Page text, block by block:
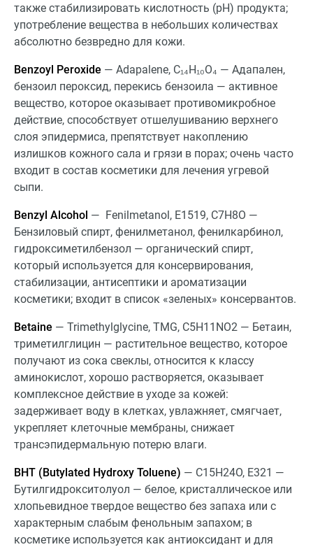
также стабилизировать кислотность (pH) продукта;
употребление вещества в небольших количествах
абсолютно безвредно для кожи.
Benzoyl Peroxide — Adapalene, C₁₄H₁₀O₄ — Адапален,
бензоил пероксид, перекись бензоила — активное
вещество, которое оказывает противомикробное
действие, способствует отшелушиванию верхнего
слоя эпидермиса, препятствует накоплению
излишков кожного сала и грязи в порах; очень часто
входит в состав косметики для лечения угревой
сыпи.
Benzyl Alcohol — Fenilmetanol, Е1519, C7H8O —
Бензиловый спирт, фенилметанол, фенилкарбинол,
гидроксиметилбензол — органический спирт,
который используется для консервирования,
стабилизации, антисептики и ароматизации
косметики; входит в список «зеленых» консервантов.
Betaine — Trimethylglycine, TMG, C5H11NO2 — Бетаин,
триметилглицин — растительное вещество, которое
получают из сока свеклы, относится к классу
аминокислот, хорошо растворяется, оказывает
комплексное действие в уходе за кожей:
задерживает воду в клетках, увлажняет, смягчает,
укрепляет клеточные мембраны, снижает
трансэпидермальную потерю влаги.
BHT (Butylated Hydroxy Toluene) — C15H24O, Е321 —
Бутилгидрокситолуол — белое, кристаллическое или
хлопьевидное твердое вещество без запаха или с
характерным слабым фенольным запахом; в
косметике используется как антиоксидант и для